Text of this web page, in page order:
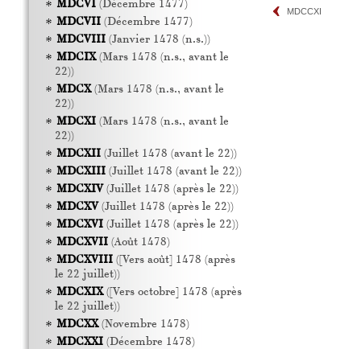
MDCCXI
MDCVI(Décembre 1477)
MDCVII(Décembre 1477)
MDCVIII(Janvier 1478 (n.s.))
MDCIX(Mars 1478 (n.s., avant le
22))
MDCX(Mars 1478 (n.s., avant le
22))
MDCXI(Mars 1478 (n.s., avant le
22))
MDCXII(Juillet 1478 (avant le 22))
MDCXIII(Juillet 1478 (avant le 22))
MDCXIV(Juillet 1478 (après le 22))
MDCXV(Juillet 1478 (après le 22))
MDCXVI(Juillet 1478 (après le 22))
MDCXVII(Août 1478)
MDCXVIII([Vers août] 1478 (après
le 22 juillet))
MDCXIX([Vers octobre] 1478 (après
le 22 juillet))
MDCXX(Novembre 1478)
MDCXXI(Décembre 1478)